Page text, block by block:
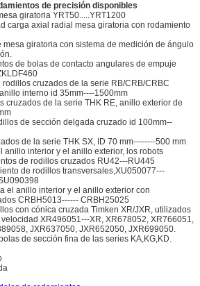
de precisión disponibles
giratoria YRT50.....YRT1200
carga axial radial mesa giratoria con rodamiento
mesa giratoria con sistema de medición de ángulo
de bolas de contacto angulares de empuje
cruzados de la serie RB/CRB/CRBC
interno id 35mm----1500mm
cruzados de la serie THK RE, anillo exterior de
de sección delgada cruzado id 100mm--
de la serie THK SX, ID 70 mm--------500 mm
anillo interior y el anillo exterior, los robots
de rodillos cruzados RU42---RU445
de rodillos transversales,XU050077---
el anillo interior y el anillo exterior con
CRBH5013------ CRBH25025
con cónica cruzada Timken XR/JXR, utilizados
XR496051---XR, XR678052, XR766051,
JXR637050, JXR652050, JXR699050.
de sección fina de las series KA,KG,KD.